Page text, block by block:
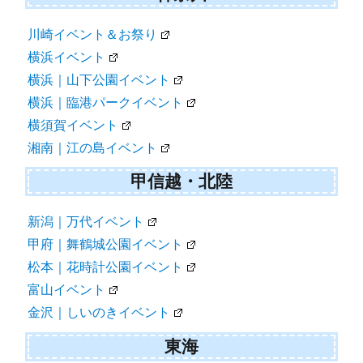
川崎イベント＆お祭り
横浜イベント
横浜｜山下公園イベント
横浜｜臨港パークイベント
横須賀イベント
湘南｜江の島イベント
甲信越・北陸
新潟｜万代イベント
甲府｜舞鶴城公園イベント
松本｜花時計公園イベント
富山イベント
金沢｜しいのきイベント
東海